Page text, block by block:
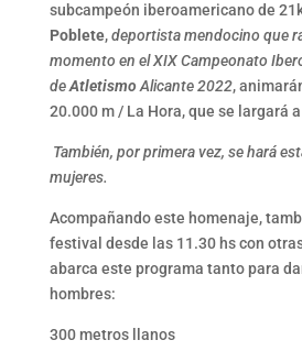
subcampeón iberoamericano de
Poblete,deportista mendocino que
momento en el XIX Campeonato
deAtletismoAlicante 2022,
20.000 m / La Hora, que se largará
También, por primera vez, se hará
mujeres.
Acompañando este homenaje,
festival desde las 11.30 hs con
abarca este programa tanto para
hombres:
300 metros llanos